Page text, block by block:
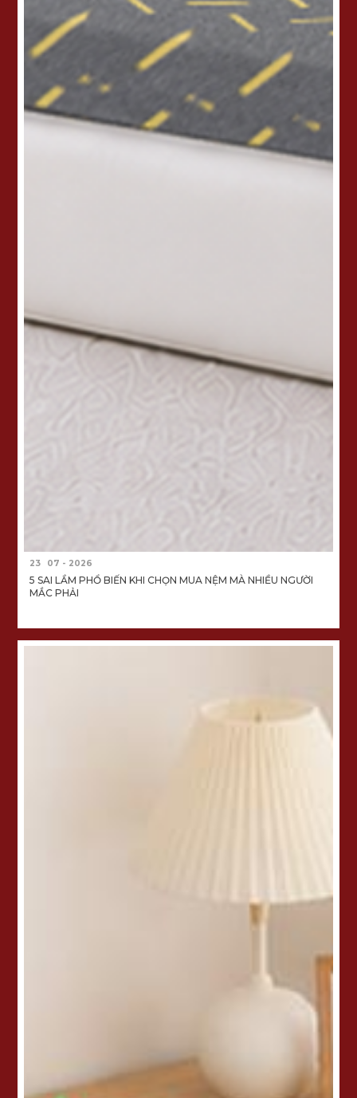
23 07 - 2026
5 SAI LẦM PHỔ BIẾN KHI CHỌN MUA NỆM MÀ NHIỀU NGƯỜI
MẮC PHẢI